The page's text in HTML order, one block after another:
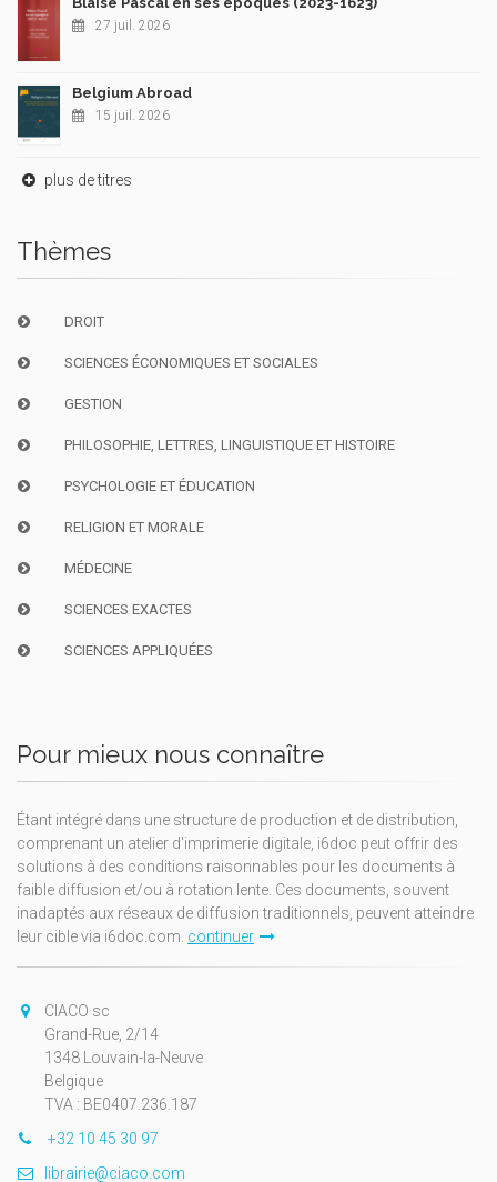
27 juil. 2026
Belgium Abroad
15 juil. 2026
plus de titres
Thèmes
DROIT
SCIENCES ÉCONOMIQUES ET SOCIALES
GESTION
PHILOSOPHIE, LETTRES, LINGUISTIQUE ET HISTOIRE
PSYCHOLOGIE ET ÉDUCATION
RELIGION ET MORALE
MÉDECINE
SCIENCES EXACTES
SCIENCES APPLIQUÉES
Pour mieux nous connaître
Étant intégré dans une structure de production et de distribution,
comprenant un atelier d'imprimerie digitale, i6doc peut offrir des
solutions à des conditions raisonnables pour les documents à
faible diffusion et/ou à rotation lente. Ces documents, souvent
inadaptés aux réseaux de diffusion traditionnels, peuvent atteindre
leur cible via i6doc.com. continuer
CIACO sc
Grand-Rue, 2/14
1348 Louvain-la-Neuve
Belgique
TVA : BE0407.236.187
+32 10 45 30 97
librairie@ciaco.com